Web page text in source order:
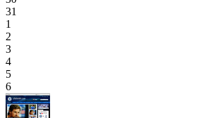
31
1
2
3
4
5
6